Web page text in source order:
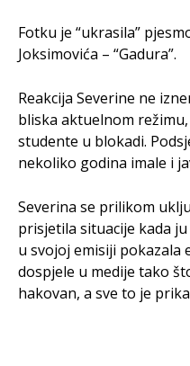
Fotku je “ukrasila”
Joksimovića – “Gadura”.
Reakcija Severine ne
bliska aktuelnom
studente u blokadi.
nekoliko godina imale i
Severina se prilikom
prisjetila situacije kada
u svojoj emisiji
dospjele u medije tako
hakovan, a sve to je